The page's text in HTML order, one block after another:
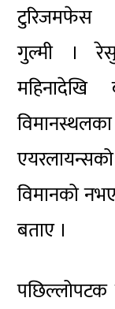
टुरिजमफेस
गुल्मी ।
विमानको
बताए ।